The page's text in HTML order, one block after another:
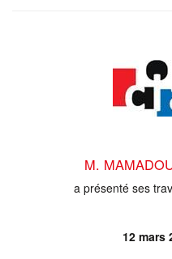
M.
a présenté ses
12 mars